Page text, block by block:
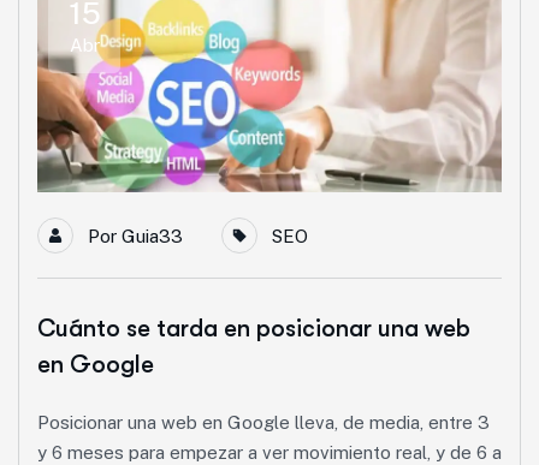
15
Abr
Por Guia33 SEO
Cuánto se tarda en posicionar una web
en Google
Posicionar una web en Google lleva, de media, entre 3
y 6 meses para empezar a ver movimiento real, y de 6 a